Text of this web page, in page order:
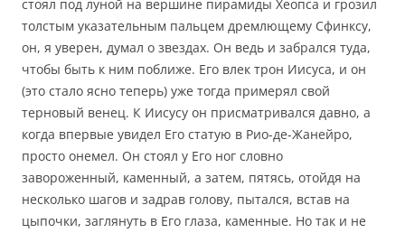
стоял под луной на вершине пирамиды Хеопса и грозил
толстым указательным пальцем дремлющему Сфинксу,
он, я уверен, думал о звездах. Он ведь и забрался туда,
чтобы быть к ним поближе. Его влек трон Иисуса, и он
(это стало ясно теперь) уже тогда примерял свой
терновый венец. К Иисусу он присматривался давно, а
когда впервые увидел Его статую в Рио-де-Жанейро,
просто онемел. Он стоял у Его ног словно
завороженный, каменный, а затем, пятясь, отойдя на
несколько шагов и задрав голову, пытался, встав на
цыпочки, заглянуть в Его глаза, каменные. Но так и не